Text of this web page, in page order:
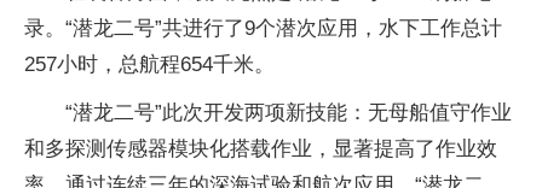
录。“潜龙二号”共进行了9个潜次应用，水下工作总计
257小时，总航程654千米。
“潜龙二号”此次开发两项新技能：无母船值守作业
和多探测传感器模块化搭载作业，显著提高了作业效